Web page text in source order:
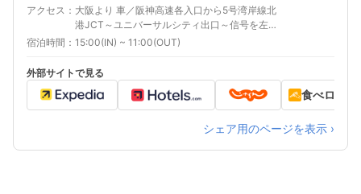
アクセス
大阪より 車／阪神高速各入口から5号湾岸線北
港JCT～ユニバーサルシティ出口～信号を左折
後ユニバーサルスタジオ東交差点を右折。その
車、徒歩3分 名古屋より 車／名神高速豊中ICよ
り阪神高速を大阪市内に向かい、湾岸線に入る
～ユニバーサルシティ出口～信号を左折後ユニ
バーサルスタジオ東交差点を右折。そのまま直
進 車以外／新幹線新大阪駅よりJR大阪駅乗換、
宿泊時間 15:00(IN) ~ 11:00(OUT)
外部サイトで見る
食べログ
シェア用のページを表示 ›